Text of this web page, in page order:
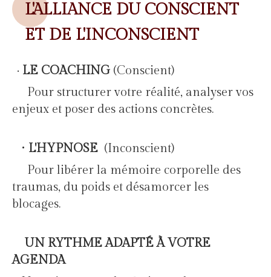
L'ALLIANCE DU CONSCIENT
ET DE L'INCONSCIENT
• LE COACHING (Conscient)
Pour structurer votre réalité, analyser vos
enjeux et poser des actions concrètes.
• L'HYPNOSE (Inconscient)
Pour libérer la mémoire corporelle des
traumas, du poids et désamorcer les
blocages.
UN RYTHME ADAPTÉ À VOTRE
AGENDA